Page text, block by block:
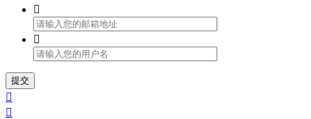


提交

